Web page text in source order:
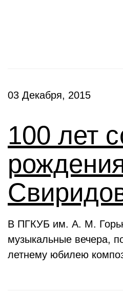
03 Декабря, 2015
100 лет
В ПГКУБ им. А. М.
музыкальные вечера,
летнему юбилею